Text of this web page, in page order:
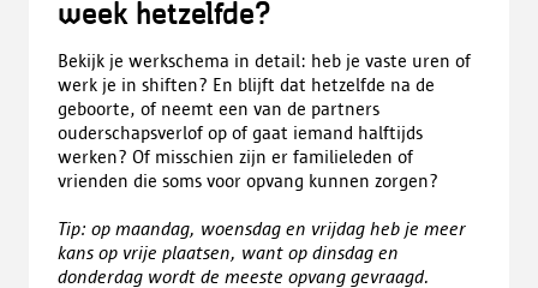
week hetzelfde?
Bekijk je werkschema in detail: heb je vaste uren of
werk je in shiften? En blijft dat hetzelfde na de
geboorte, of neemt een van de partners
ouderschapsverlof op of gaat iemand halftijds
werken? Of misschien zijn er familieleden of
vrienden die soms voor opvang kunnen zorgen?
Tip: op maandag, woensdag en vrijdag heb je meer
kans op vrije plaatsen, want op dinsdag en
donderdag wordt de meeste opvang gevraagd.